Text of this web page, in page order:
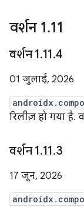
वर्शन 1.11
वर्शन 1.11.4
01 जुलाई, 2026
रिलीज़ हो गया है.
वर्शन 1.11.3
17 जून, 2026